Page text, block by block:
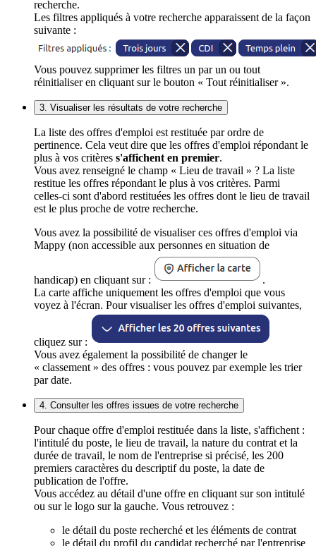
recherche.
Les filtres appliqués à votre recherche apparaissent de la façon
suivante :
Vous pouvez supprimer les filtres un par un ou tout
réinitialiser en cliquant sur le bouton « Tout réinitialiser ».
3. Visualiser les résultats de votre recherche
La liste des offres d'emploi est restituée par ordre de
pertinence. Cela veut dire que les offres d'emploi répondant le
plus à vos critères s'affichent en premier.
Vous avez renseigné le champ « Lieu de travail » ? La liste
restitue les offres répondant le plus à vos critères. Parmi
celles-ci sont d'abord restituées les offres dont le lieu de travail
est le plus proche de votre recherche.
Vous avez la possibilité de visualiser ces offres d'emploi via
Mappy (non accessible aux personnes en situation de
handicap) en cliquant sur :
.
La carte affiche uniquement les offres d'emploi que vous
voyez à l'écran. Pour visualiser les offres d'emploi suivantes,
cliquez sur :
Vous avez également la possibilité de changer le
« classement » des offres : vous pouvez par exemple les trier
par date.
4. Consulter les offres issues de votre recherche
Pour chaque offre d'emploi restituée dans la liste, s'affichent :
l'intitulé du poste, le lieu de travail, la nature du contrat et la
durée de travail, le nom de l'entreprise si précisé, les 200
premiers caractères du descriptif du poste, la date de
publication de l'offre.
Vous accédez au détail d'une offre en cliquant sur son intitulé
ou sur le logo sur la gauche. Vous retrouvez :
le détail du poste recherché et les éléments de contrat
le détail du profil du candidat recherché par l'entreprise